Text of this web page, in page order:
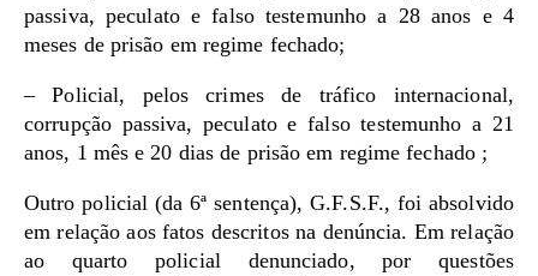
passiva, peculato e falso testemunho a 28 anos e 4
meses de prisão em regime fechado;
– Policial, pelos crimes de tráfico internacional,
corrupção passiva, peculato e falso testemunho a 21
anos, 1 mês e 20 dias de prisão em regime fechado ;
Outro policial (da 6ª sentença), G.F.S.F., foi absolvido
em relação aos fatos descritos na denúncia. Em relação
ao quarto policial denunciado, por questões